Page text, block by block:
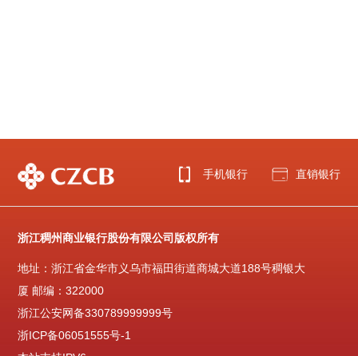
手机银行 直销银行
浙江稠州商业银行股份有限公司版权所有
地址：浙江省金华市义乌市福田街道商城大道188号稠银大
厦 邮编：322000
浙江公安网备330789999999号
浙ICP备06051555号-1